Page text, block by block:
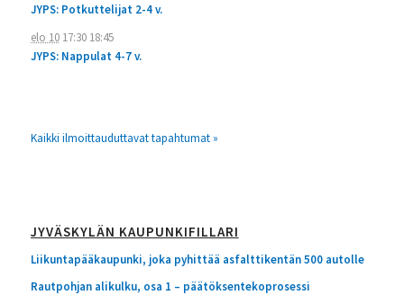
JYPS: Potkuttelijat 2-4 v.
elo 1017:30 18:45
JYPS: Nappulat 4-7 v.
Kaikki ilmoittauduttavat tapahtumat »
JYVÄSKYLÄN KAUPUNKIFILLARI
Liikuntapääkaupunki, joka pyhittää asfalttikentän 500 autolle
Rautpohjan alikulku, osa 1 – päätöksentekoprosessi